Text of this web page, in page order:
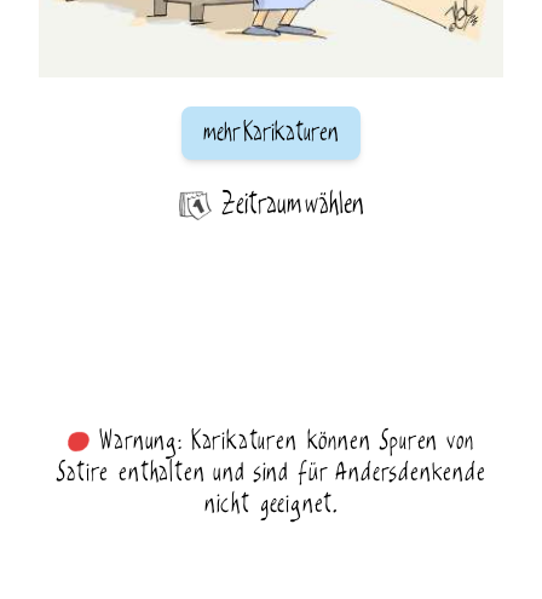
mehr Karikaturen
Zeitraum wählen
Warnung: Karikaturen können Spuren von
Satire enthalten und sind für Andersdenkende
nicht geeignet.